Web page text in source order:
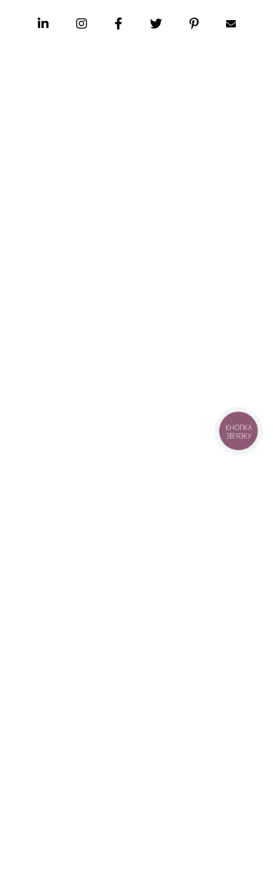
КНОПКА
ЗВ'ЯЗКУ